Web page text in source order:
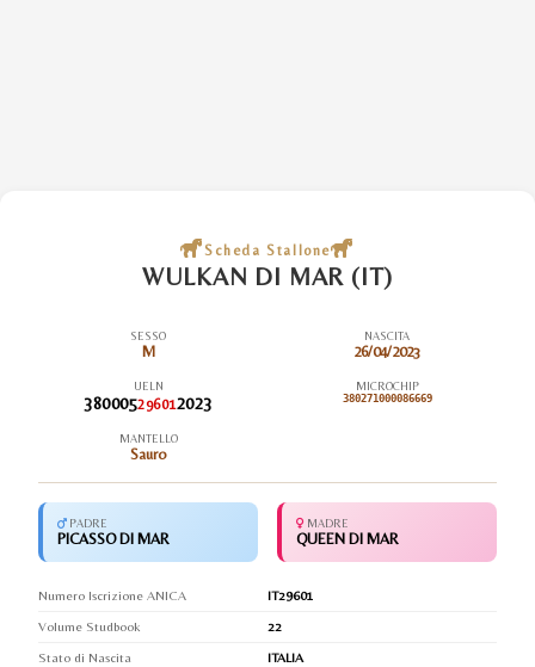
Scheda Stallone
WULKAN DI MAR (IT)
SESSO
M
NASCITA
26/04/2023
UELN
380005296012023
MICROCHIP
380271000086669
MANTELLO
Sauro
PADRE
PICASSO DI MAR
MADRE
QUEEN DI MAR
Numero Iscrizione ANICA
IT29601
Volume Studbook
22
Stato di Nascita
ITALIA